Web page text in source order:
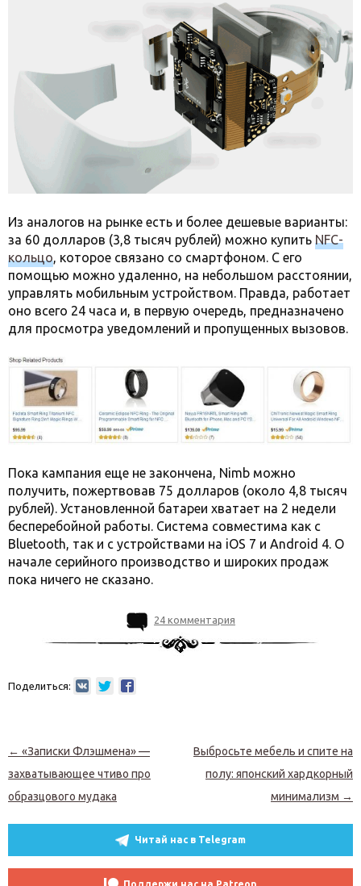
Из аналогов на рынке есть и более дешевые варианты:
за 60 долларов (3,8 тысяч рублей) можно купить NFC-
кольцо, которое связано со смартфоном. С его
помощью можно удаленно, на небольшом расстоянии,
управлять мобильным устройством. Правда, работает
оно всего 24 часа и, в первую очередь, предназначено
для просмотра уведомлений и пропущенных вызовов.
Пока кампания еще не закончена, Nimb можно
получить, пожертвовав 75 долларов (около 4,8 тысяч
рублей). Установленной батареи хватает на 2 недели
бесперебойной работы. Система совместима как с
Bluetooth, так и с устройствами на iOS 7 и Android 4. О
начале серийного производство и широких продаж
пока ничего не сказано.
24 комментария
Поделиться:
Навигация по записям
← «Записки Флэшмена» —
захватывающее чтиво про
образцового мудака
Выбросьте мебель и спите на
полу: японский хардкорный
минимализм →
Читай нас в Telegram